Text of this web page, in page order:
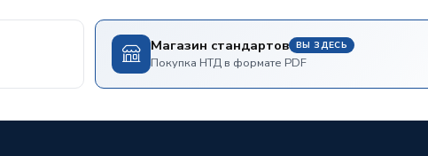
Магазин стандартов ВЫ ЗДЕСЬ
Покупка НТД в формате PDF